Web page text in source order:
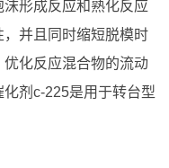
形成反应和熟化反应
并且同时缩短脱模时
化反应混合物的流动
剂c-225是用于转台型